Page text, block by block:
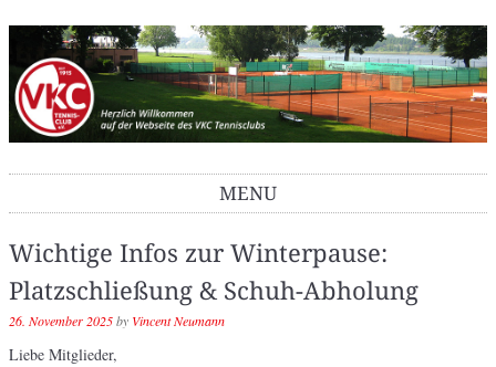
VKC Tennisclub
MENU
Wichtige Infos zur Winterpause:
Platzschließung & Schuh-Abholung
26. November 2025by Vincent Neumann
Liebe Mitglieder,